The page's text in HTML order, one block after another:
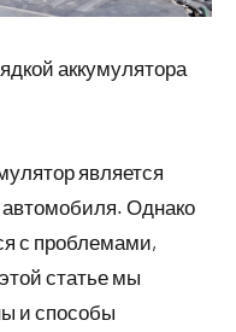
аккумулятора
является
Однако
с проблемами,
статье мы
и способы